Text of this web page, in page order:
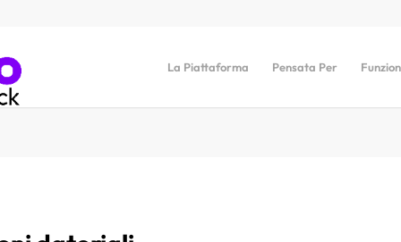
La Piattaforma Pensata Per